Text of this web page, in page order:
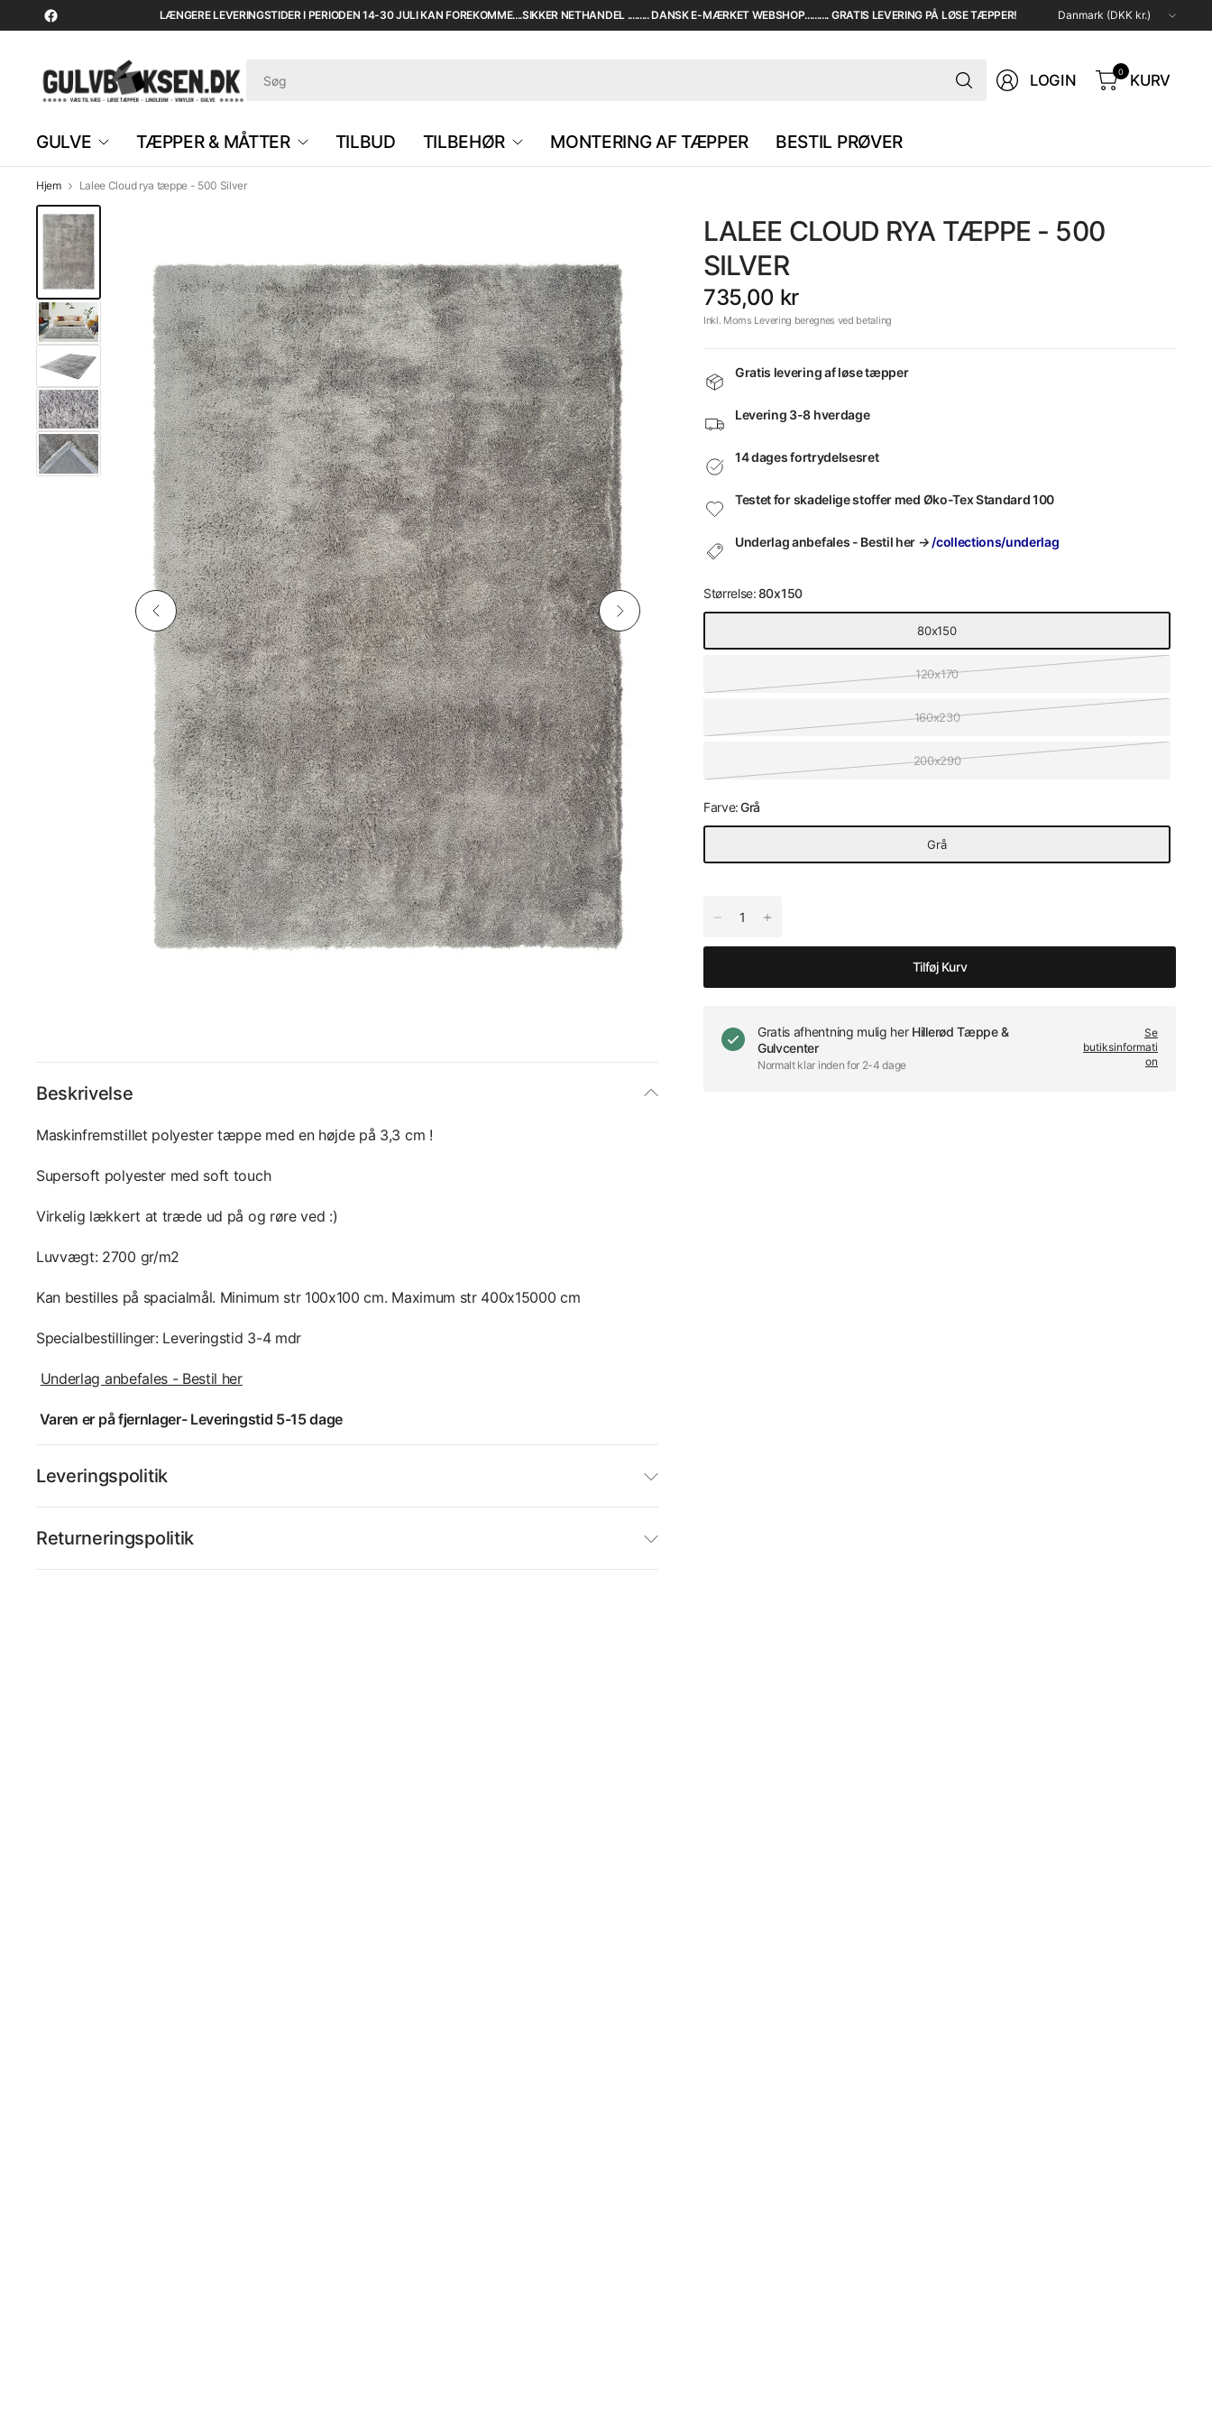
LÆNGERE LEVERINGSTIDER I PERIODEN 14-30 JULI KAN FOREKOMME....SIKKER NETHANDEL ......... DANSK E-MÆRKET WEBSHOP.......... GRATIS LEVERING PÅ LØSE TÆPPER!
Opdater
land/region
Søg
LOGIN 0 KURV
GULVE TÆPPER & MÅTTER TILBUD TILBEHØR MONTERING AF TÆPPER BESTIL PRØVER
Hjem Lalee Cloud rya tæppe - 500 Silver
LALEE CLOUD RYA TÆPPE - 500
SILVER
735,00 kr
Inkl. Moms Levering beregnes ved betaling
Gratis levering af løse tæpper
Levering 3-8 hverdage
14 dages fortrydelsesret
Testet for skadelige stoffer med Øko-Tex Standard 100
Underlag anbefales - Bestil her → /collections/underlag
Størrelse:80x150
80x150
120x170
160x230
200x290
Farve:Grå
Grå
Tilføj Kurv
Gratis afhentning mulig her Hillerød Tæppe &
Gulvcenter
Normalt klar inden for 2-4 dage
Se
butiksinformati
on
Beskrivelse
Maskinfremstillet polyester tæppe med en højde på 3,3 cm !
Supersoft polyester med soft touch
Virkelig lækkert at træde ud på og røre ved :)
Luvvægt: 2700 gr/m2
Kan bestilles på spacialmål. Minimum str 100x100 cm. Maximum str 400x15000 cm
Specialbestillinger: Leveringstid 3-4 mdr
Underlag anbefales - Bestil her
Varen er på fjernlager- Leveringstid 5-15 dage
Leveringspolitik
Returneringspolitik